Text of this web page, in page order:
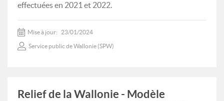
effectuées en 2021 et 2022.
Mise à jour: 23/01/2024
Service public de Wallonie (SPW)
Relief de la Wallonie - Modèle